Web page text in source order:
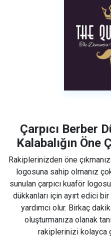
Çarpıcı Berber
Kalabalığın Öne
Rakiplerinizden öne
logosuna sahip olmanız
sunulan çarpıcı kuaför
dükkanları için ayırt edici
yardımcı olur. Birkaç
oluşturmanıza olanak
rakiplerinizi kolayca